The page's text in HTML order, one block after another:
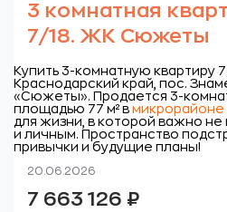
3 комнатная
7/18. ЖК Сюжеты
Купить 3-комнатную квартиру
Краснодарский край, пос.
«Сюжеты». Продается 3-
площадью 77 м² в
для жизни, в которой важно
и личным. Пространство
привычки и будущие планы!
20.06.2026
7 663 126 ₽